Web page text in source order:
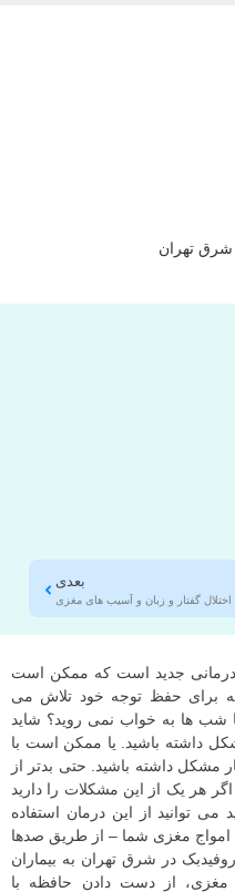
شرق تهران
بعدی
اختلال گفتار و زبان و آسیب های مغزی
درمانی جدید است که ممکن است
برای حفظ توجه خود تلاش می
شب ها به خواب نمی روید؟ شاید
داشته باشید. یا ممکن است با
مشکل داشته باشید. حتی بدتر از
هر یک از این مشکلات را دارید
می توانید از این درمان استفاده
امواج مغزی شما – از طریق صدها
در شرق تهران به بیماران
مغزی، از دست دادن حافظه با